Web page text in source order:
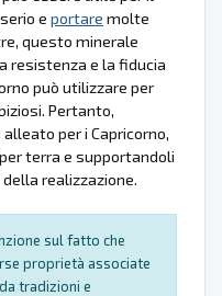
e portare molte
questo minerale
resistenza e la fiducia
può utilizzare per
Pertanto,
per i Capricorno,
terra e supportandoli
realizzazione.
sul fatto che
proprietà associate
tradizioni e